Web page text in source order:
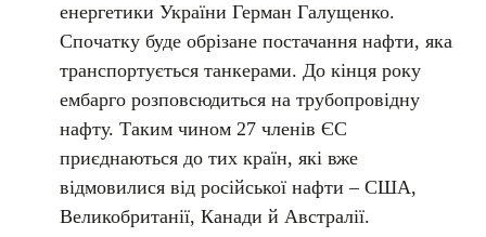
енергетики України Герман Галущенко.
Спочатку буде обрізане постачання нафти, яка
транспортується танкерами. До кінця року
ембарго розповсюдиться на трубопровідну
нафту. Таким чином 27 членів ЄС
приєднаються до тих країн, які вже
відмовилися від російської нафти – США,
Великобританії, Канади й Австралії.